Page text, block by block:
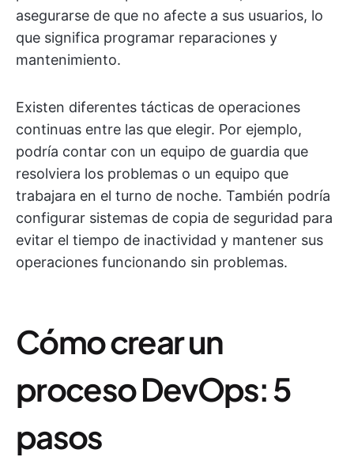
asegurarse de que no afecte a sus usuarios, lo
que significa programar reparaciones y
mantenimiento.
Existen diferentes tácticas de operaciones
continuas entre las que elegir. Por ejemplo,
podría contar con un equipo de guardia que
resolviera los problemas o un equipo que
trabajara en el turno de noche. También podría
configurar sistemas de copia de seguridad para
evitar el tiempo de inactividad y mantener sus
operaciones funcionando sin problemas.
Cómo crear un
proceso DevOps: 5
pasos